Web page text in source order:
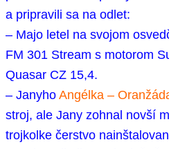
a pripravili sa na odlet:
– Majo letel na svojom
FM 301 Stream s motorom
Quasar CZ 15,4.
– Janyho Angélka –
stroj, ale Jany zohnal novší
trojkolke čerstvo